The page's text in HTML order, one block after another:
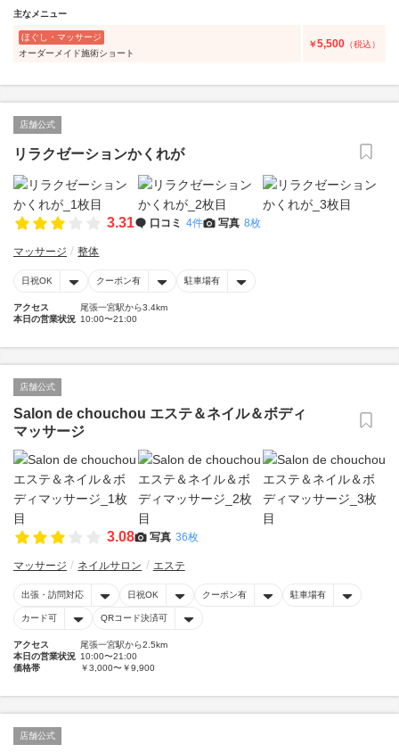
主なメニュー
ほぐし・マッサージ
オーダーメイド施術ショート
￥5,500 （税込）
店舗公式
リラクゼーションかくれが
3.31 口コミ 4件 写真 8枚
マッサージ 整体
日祝OK クーポン有 駐車場有
アクセス
尾張一宮駅から3.4km
本日の営業状況 10:00〜21:00
店舗公式
Salon de chouchou エステ＆ネイル＆ボディ
マッサージ
3.08 写真 36枚
マッサージ ネイルサロン エステ
出張・訪問対応 日祝OK クーポン有 駐車場有
カード可 QRコード決済可
アクセス
尾張一宮駅から2.5km
本日の営業状況 10:00〜21:00
価格帯
￥3,000〜￥9,900
店舗公式